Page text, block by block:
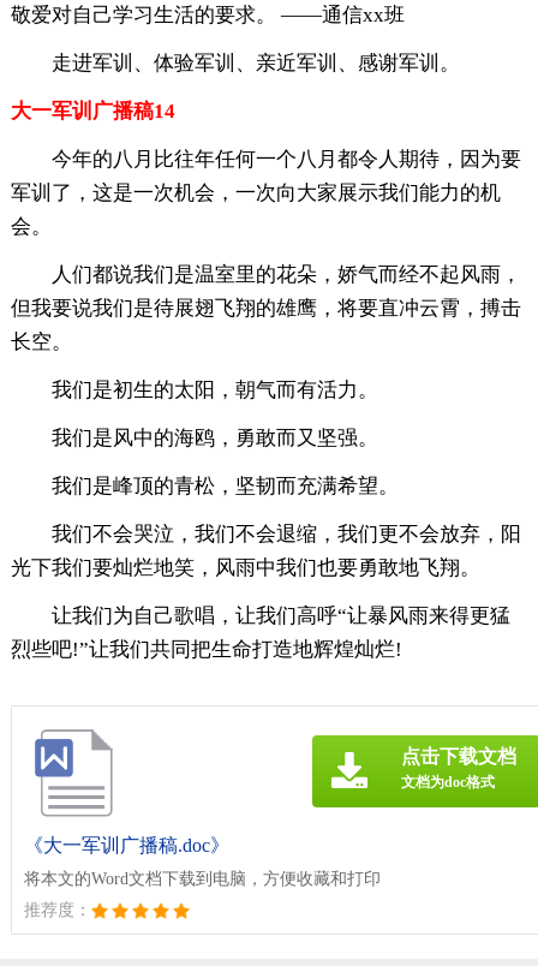
敬爱对自己学习生活的要求。 ——通信xx班
走进军训、体验军训、亲近军训、感谢军训。
大一军训广播稿14
今年的八月比往年任何一个八月都令人期待，因为要
军训了，这是一次机会，一次向大家展示我们能力的机
会。
人们都说我们是温室里的花朵，娇气而经不起风雨，
但我要说我们是待展翅飞翔的雄鹰，将要直冲云霄，搏击
长空。
我们是初生的太阳，朝气而有活力。
我们是风中的海鸥，勇敢而又坚强。
我们是峰顶的青松，坚韧而充满希望。
我们不会哭泣，我们不会退缩，我们更不会放弃，阳
光下我们要灿烂地笑，风雨中我们也要勇敢地飞翔。
让我们为自己歌唱，让我们高呼“让暴风雨来得更猛
烈些吧!”让我们共同把生命打造地辉煌灿烂!
《大一军训广播稿.doc》
将本文的Word文档下载到电脑，方便收藏和打印
推荐度：
点击下载文档
文档为doc格式